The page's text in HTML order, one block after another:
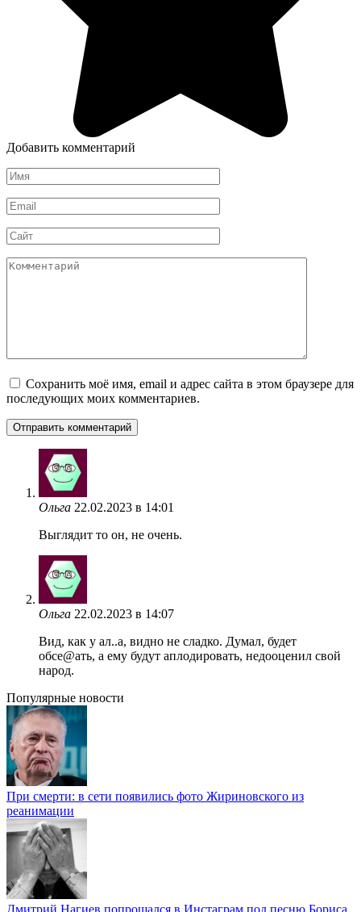
Добавить комментарий
Имя
*
Email
*
Сайт
Комментарий
Сохранить моё имя, email и адрес сайта в этом браузере для
последующих моих комментариев.
Ольга 22.02.2023 в 14:01
Выглядит то он, не очень.
Ольга 22.02.2023 в 14:07
Вид, как у ал..а, видно не сладко. Думал, будет
обсе@ать, а ему будут аплодировать, недооценил свой
народ.
Популярные новости
При смерти: в сети появились фото Жириновского из
реанимации
Дмитрий Нагиев попрощался в Инстаграм под песню Бориса